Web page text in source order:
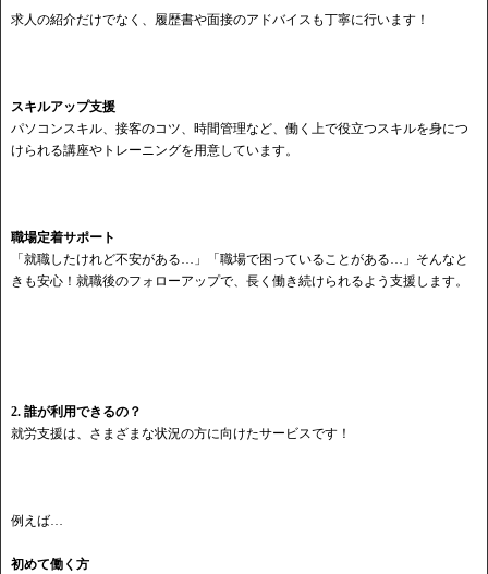
求人の紹介だけでなく、履歴書や面接のアドバイスも丁寧に行います！
スキルアップ支援
パソコンスキル、接客のコツ、時間管理など、働く上で役立つスキルを身につ
けられる講座やトレーニングを用意しています。
職場定着サポート
「就職したけれど不安がある…」「職場で困っていることがある…」そんなと
きも安心！就職後のフォローアップで、長く働き続けられるよう支援します。
2. 誰が利用できるの？
就労支援は、さまざまな状況の方に向けたサービスです！
例えば…
初めて働く方